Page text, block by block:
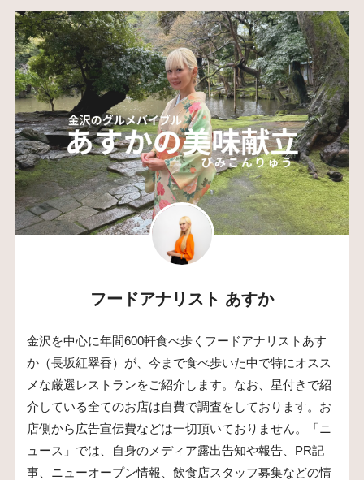
フードアナリスト あすか
金沢を中心に年間600軒食べ歩くフードアナリストあす
か（長坂紅翠香）が、今まで食べ歩いた中で特にオスス
メな厳選レストランをご紹介します。なお、星付きで紹
介している全てのお店は自費で調査をしております。お
店側から広告宣伝費などは一切頂いておりません。「ニ
ュース」では、自身のメディア露出告知や報告、PR記
事、ニューオープン情報、飲食店スタッフ募集などの情